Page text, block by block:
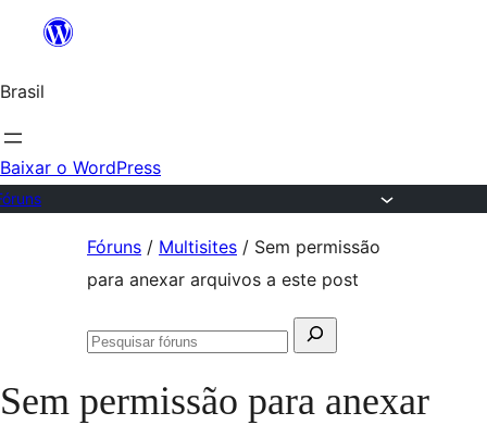
o
conteúdo
Brasil
Baixar o WordPress
Fóruns / Multisites / Sem permissão
para anexar arquivos a este post
Pesquisar
Pesquisar
Sem permissão para anexar